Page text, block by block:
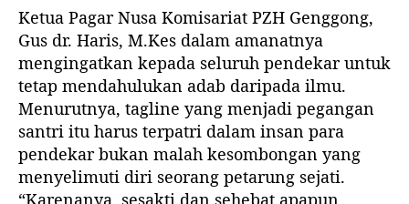
Ketua Pagar Nusa Komisariat PZH Genggong,
Gus dr. Haris, M.Kes dalam amanatnya
mengingatkan kepada seluruh pendekar untuk
tetap mendahulukan adab daripada ilmu.
Menurutnya, tagline yang menjadi pegangan
santri itu harus terpatri dalam insan para
pendekar bukan malah kesombongan yang
menyelimuti diri seorang petarung sejati.
“Karenanya, sesakti dan sehebat apapun